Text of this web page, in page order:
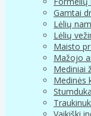
Gamtai
Lėlių
Lėlių
Maisto
Mažojo
Mediniai
Medinės
Vaikiški